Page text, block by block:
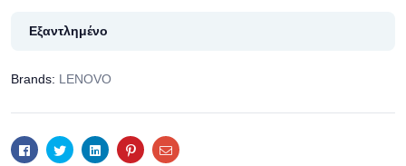
Εξαντλημένο
Brands: LENOVO
FacebookTwitterLinkedinPinterestEmail